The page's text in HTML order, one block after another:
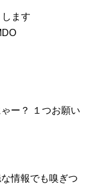
ます
ー？ １つお願い
情報でも嗅ぎつ